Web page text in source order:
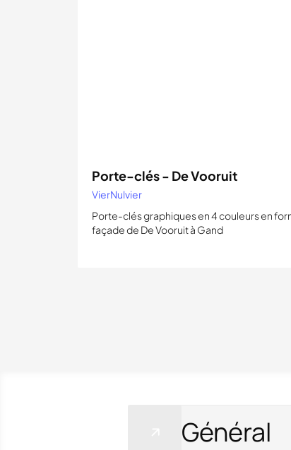
Porte-clés - De Vooruit
VierNulvier
Porte-clés graphiques en 4 couleurs en
façade de De Vooruit à Gand
Général